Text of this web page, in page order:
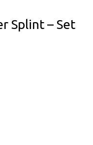
Splint – Set